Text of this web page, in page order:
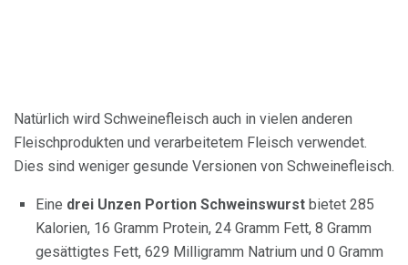
Natürlich wird Schweinefleisch auch in vielen anderen
Fleischprodukten und verarbeitetem Fleisch verwendet.
Dies sind weniger gesunde Versionen von Schweinefleisch.
Eine drei Unzen Portion Schweinswurst bietet 285
Kalorien, 16 Gramm Protein, 24 Gramm Fett, 8 Gramm
gesättigtes Fett, 629 Milligramm Natrium und 0 Gramm